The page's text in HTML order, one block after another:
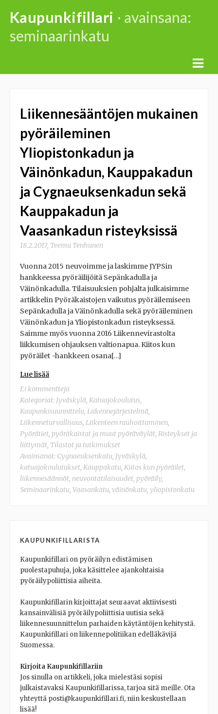
content
Kaupunkifillari · avainsana:
seminaarinkatu
Liikennesääntöjen mukainen
pyöräileminen
Yliopistonkadun ja
Väinönkadun, Kauppakadun
ja Cygnaeuksenkadun sekä
Kauppakadun ja
Vaasankadun risteyksissä
18.2.2017, Teemu Tenhunen
Vuonna 2015 neuvoimme ja laskimme JYPSin
hankkeessa pyöräilijöitä Sepänkadulla ja
Väinönkadulla. Tilaisuuksien pohjalta julkaisimme
artikkelin Pyöräkaistojen vaikutus pyöräilemiseen
Sepänkadulla ja Väinönkadulla sekä pyöräileminen
Väinönkadun ja Yliopistonkadun risteyksessä.
Saimme myös vuonna 2016 Liikennevirastolta
liikkumisen ohjauksen valtionapua. Kiitos kun
pyöräilet -hankkeen osana[…]
Lue lisää
Ei kommentteja
Kategoriat: Jyväskylä, Katuajokoulutus,
Kaupunkisuunnittelu, Liikennejärjestelmä,
Liikenneturvallisuus, Liikenteen rauhoittaminen,
Pyörätiet, pyöräkaistat ja muut pyöräväylät, Risteykset ja
liittymät, Tilastot ja tutkimukset
Avainsanat: Cygnaeuksenkatu, Jyväskylä,
katuajokoulutukset, Kauppakatu, Kiitos kun pyöräilet,
liikennesäännöt, neuvontatilaisuudet, pyöräily,
Seminaarinkatu, Vaasankatu, väinönkatu, yliopistonkatu
KAUPUNKIFILLARISTA
Kaupunkifillari on pyöräilyn edistämisen
puolestapuhuja, joka käsittelee ajankohtaisia
pyöräilypoliittisia aiheita.
Kaupunkifillarin kirjoittajat seuraavat aktiivisesti
kansainvälisiä pyöräilypoliittisia uutisia sekä
liikennesuunnittelun parhaiden käytäntöjen kehitystä.
Kaupunkifillari on liikennepolitiikan edelläkävijä
Suomessa.
Kirjoita Kaupunkifillariin
Jos sinulla on artikkeli, joka mielestäsi sopisi
julkaistavaksi Kaupunkifillarissa, tarjoa sitä meille. Ota
yhteyttä posti@kaupunkifillari.fi, niin keskustellaan
lisää!